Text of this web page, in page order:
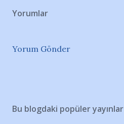
Yorumlar
Yorum Gönder
Bu blogdaki popüler yayınlar